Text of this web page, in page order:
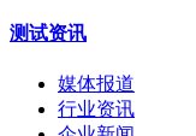
测试资讯
媒体报道
行业资讯